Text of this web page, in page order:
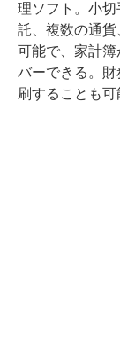
理ソフト。小
託、複数の通
可能で、家計
バーできる。
刷することも可